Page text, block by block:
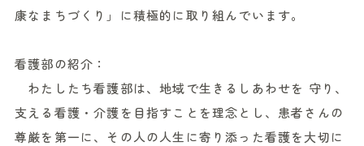
康なまちづくり」に積極的に取り組んでいます。
看護部の紹介：
わたしたち看護部は、地域で生きるしあわせを 守り、
支える看護・介護を目指すことを理念とし、患者さんの
尊厳を第一に、その人の人生に寄り添った看護を大切に